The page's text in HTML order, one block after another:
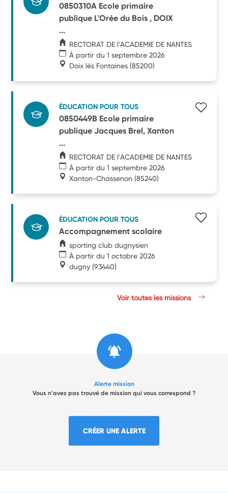
0850310A Ecole primaire
publique L'Orée du Bois , DOIX
...
RECTORAT DE l'ACADEMIE DE NANTES
À partir du 1 septembre 2026
Doix lès Fontaines (85200)
ÉDUCATION POUR TOUS
0850449B Ecole primaire
publique Jacques Brel, Xanton
...
RECTORAT DE l'ACADEMIE DE NANTES
À partir du 1 septembre 2026
Xanton-Chassenon (85240)
ÉDUCATION POUR TOUS
Accompagnement scolaire
sporting club dugnysien
À partir du 1 octobre 2026
dugny (93440)
Voir toutes les missions
Alerte mission
Vous n'avez pas trouvé de mission qui vous correspond ?
CRÉER UNE ALERTE